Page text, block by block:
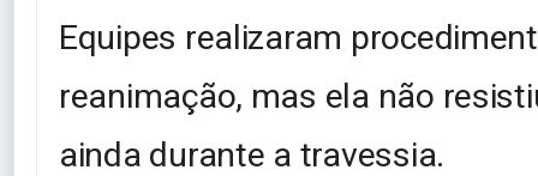
Equipes realizaram
reanimação, mas ela não
ainda durante a travessia.